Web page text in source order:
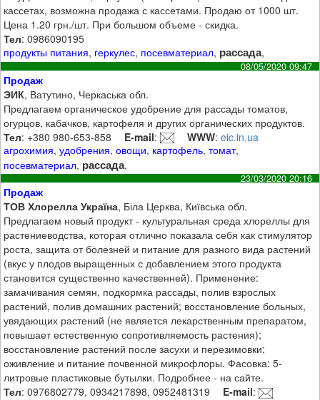
кассетах, возможна продажа с кассетами. Продаю от 1000 шт.
Цена 1.20 грн./шт. При большом объеме - скидка.
Тел: 0986090195
продукты питания, геркулес, посевматериал, рассада,
08/05/2020 09:47
Продаж
ЭИК, Ватутино, Черкаська обл.
Предлагаем органическое удобрение для рассады томатов,
огурцов, кабачков, картофеля и других органических продуктов.
Тел: +380 980-653-858 E-mail: WWW:eic.in.ua
агрохимия,удобрения,овощи, картофель,томат,
посевматериал, рассада,
23/03/2020 20:16
Продаж
ТОВ Хлорелла Україна, Біла Церква, Київська обл.
Предлагаем новый продукт - культуральная среда хлореллы для
растениеводства, которая отлично показала себя как стимулятор
роста, защита от болезней и питание для разного вида растений
(вкус у плодов выращенных с добавлением этого продукта
становится существенно качественней). Применение:
замачивания семян, подкормка рассады, полив взрослых
растений, полив домашних растений; восстановление больных,
увядающих растений (не является лекарственным препаратом,
повышает естественную сопротивляемость растения);
восстановление растений после засухи и перезимовки;
оживление и питание почвенной микрофлоры. Фасовка: 5-
литровые пластиковые бутылки. Подробнее - на сайте.
Тел: 0976802779, 0934217898, 0952481319 E-mail: